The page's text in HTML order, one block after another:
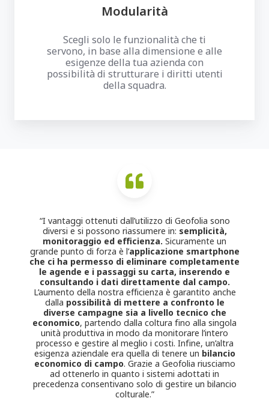
Modularità
Scegli solo le funzionalità che ti
servono, in base alla dimensione e alle
esigenze della tua azienda con
possibilità di strutturare i diritti utenti
della squadra.
“I vantaggi ottenuti dall’utilizzo di Geofolia sono
diversi e si possono riassumere in: semplicità,
monitoraggio ed efficienza. Sicuramente un
grande punto di forza è l’applicazione smartphone
che ci ha permesso di eliminare completamente
le agende e i passaggi su carta, inserendo e
consultando i dati direttamente dal campo.
L’aumento della nostra efficienza è garantito anche
dalla possibilità di mettere a confronto le
diverse campagne sia a livello tecnico che
economico, partendo dalla coltura fino alla singola
unità produttiva in modo da monitorare l’intero
processo e gestire al meglio i costi. Infine, un’altra
esigenza aziendale era quella di tenere un bilancio
economico di campo. Grazie a Geofolia riusciamo
ad ottenerlo in quanto i sistemi adottati in
precedenza consentivano solo di gestire un bilancio
colturale.”